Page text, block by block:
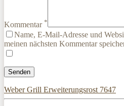
Kommentar *
Name, E-Mail-Adresse und
meinen nächsten Kommentar
Weber Grill Erweiterungsrost 7647